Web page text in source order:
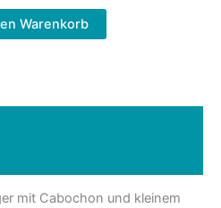
Warenkorb
mit Cabochon und kleinem